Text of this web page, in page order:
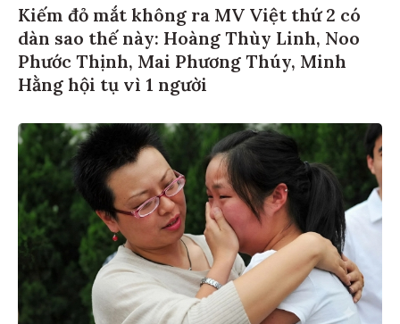
Kiếm đỏ mắt không ra MV Việt thứ 2 có
dàn sao thế này: Hoàng Thùy Linh, Noo
Phước Thịnh, Mai Phương Thúy, Minh
Hằng hội tụ vì 1 người